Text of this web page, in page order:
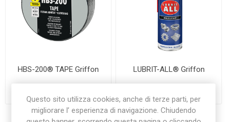
HBS-200® TAPE Griffon
€22,00
LUBRIT-ALL® Griffon
Questo sito utilizza cookies, anche di terze parti, per
migliorare l’ esperienza di navigazione. Chiudendo